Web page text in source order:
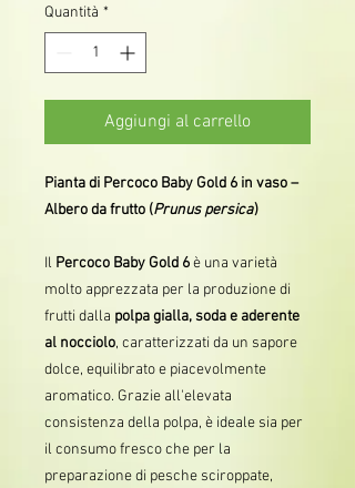
Quantità *
Aggiungi al carrello
Pianta di Percoco Baby Gold 6 in vaso –
Albero da frutto (Prunus persica)
Il Percoco Baby Gold 6è una varietà
molto apprezzata per la produzione di
frutti dalla polpa gialla, soda e aderente
al nocciolo, caratterizzati da un sapore
dolce, equilibrato e piacevolmente
aromatico. Grazie all'elevata
consistenza della polpa, è ideale sia per
il consumo fresco che per la
preparazione di pesche sciroppate,